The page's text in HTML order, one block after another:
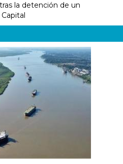
la detención de un